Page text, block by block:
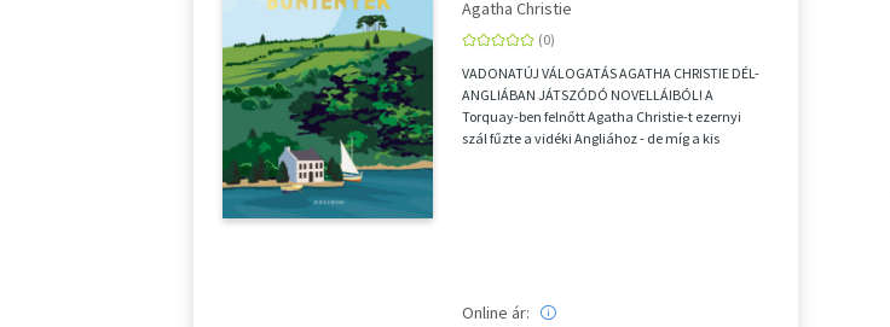
Agatha Christie
VADONATÚJ VÁLOGATÁS AGATHA CHRISTIE DÉL-
ANGLIÁBAN JÁTSZÓDÓ NOVELLÁIBÓL! A
Torquay-ben felnőtt Agatha Christie-t ezernyi
szál fűzte a vidéki Angliához - de míg a kis
Online ár: